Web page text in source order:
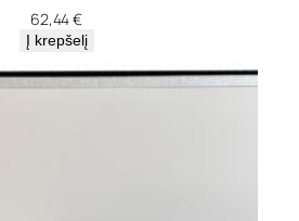
62,44€
Į krepšelį